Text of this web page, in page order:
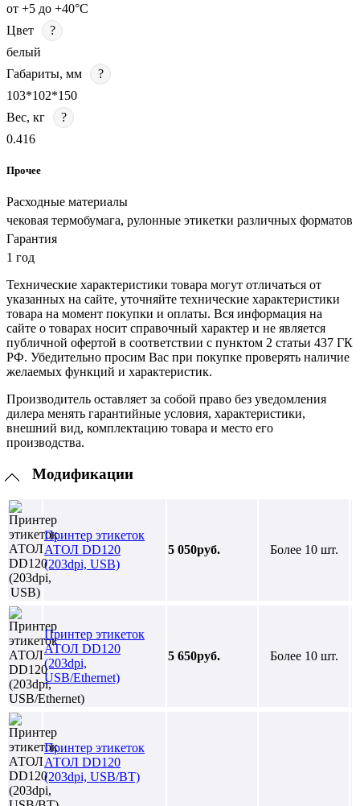
от +5 до +40°С
Цвет
?
белый
Габариты, мм
?
103*102*150
Вес, кг
?
0.416
Прочее
Расходные материалы
чековая термобумага, рулонные этикетки различных форматов
Гарантия
1 год
Технические характеристики товара могут отличаться от
указанных на сайте, уточняйте технические характеристики
товара на момент покупки и оплаты. Вся информация на
сайте о товарах носит справочный характер и не является
публичной офертой в соответствии с пунктом 2 статьи 437 ГК
РФ. Убедительно просим Вас при покупке проверять наличие
желаемых функций и характеристик.
Производитель оставляет за собой право без уведомления
дилера менять гарантийные условия, характеристики,
внешний вид, комплектацию товара и место его
производства.
Модификации
Принтер этикеток
АТОЛ DD120
(203dpi, USB)
5 050руб. Более 10 шт.
Принтер этикеток
АТОЛ DD120
(203dpi,
USB/Ethernet)
5 650руб. Более 10 шт.
Принтер этикеток
АТОЛ DD120
(203dpi, USB/BT)